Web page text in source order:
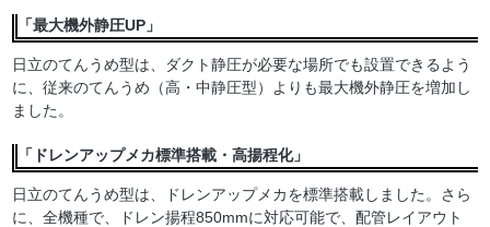
「最大機外静圧UP」
日立のてんうめ型は、ダクト静圧が必要な場所でも設置できるよう
に、従来のてんうめ（高・中静圧型）よりも最大機外静圧を増加し
ました。
「ドレンアップメカ標準搭載・高揚程化」
日立のてんうめ型は、ドレンアップメカを標準搭載しました。さら
に、全機種で、ドレン揚程850mmに対応可能で、配管レイアウト